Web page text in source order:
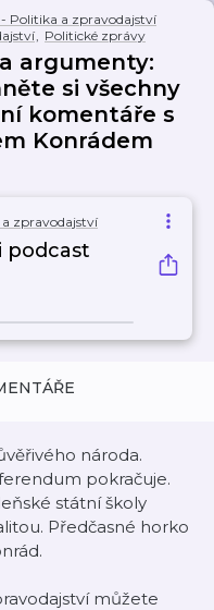
Politika a zpravodajství
, Politické zprávy
argumenty:
si všechny
komentáře s
Konrádem
zpravodajství
podcast
národa.
pokračuje.
státní školy
Předčasné horko
můžete